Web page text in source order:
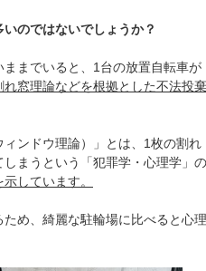
のではないでしょうか？
までいると、1台の放置自転車が
れ窓理論などを根拠とした不法投棄
ンドウ理論）」とは、1枚の割れ
まうという「犯罪学・心理学」の
しています。
め、綺麗な駐輪場に比べると心理